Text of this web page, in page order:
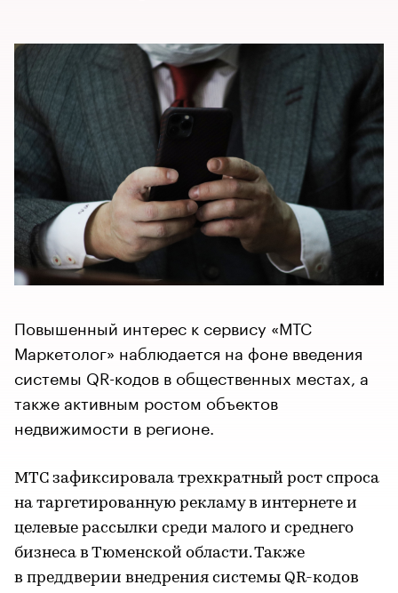
Повышенный интерес к сервису «МТС
Маркетолог» наблюдается на фоне введения
системы QR-кодов в общественных местах, а
также активным ростом объектов
недвижимости в регионе.
МТС зафиксировала трехкратный рост спроса
на таргетированную рекламу в интернете и
целевые рассылки среди малого и среднего
бизнеса в Тюменской области. Также
в преддверии внедрения системы QR-кодов